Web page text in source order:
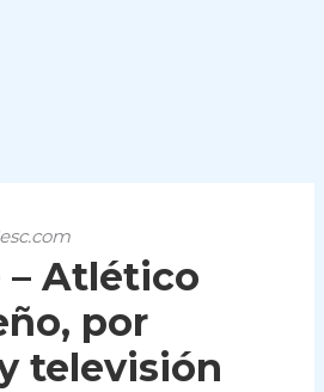
– Atlético
por
televisión